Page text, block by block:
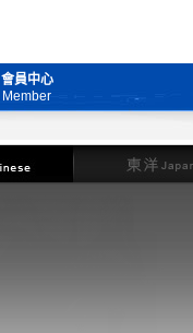
會員中心
Member
東洋